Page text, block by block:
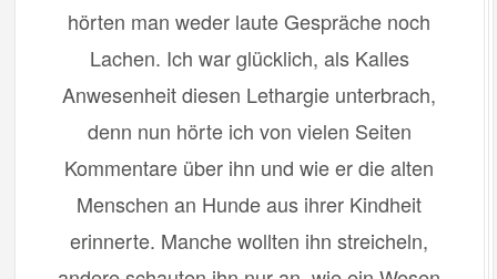
hörten man weder laute Gespräche noch
Lachen. Ich war glücklich, als Kalles
Anwesenheit diesen Lethargie unterbrach,
denn nun hörte ich von vielen Seiten
Kommentare über ihn und wie er die alten
Menschen an Hunde aus ihrer Kindheit
erinnerte. Manche wollten ihn streicheln,